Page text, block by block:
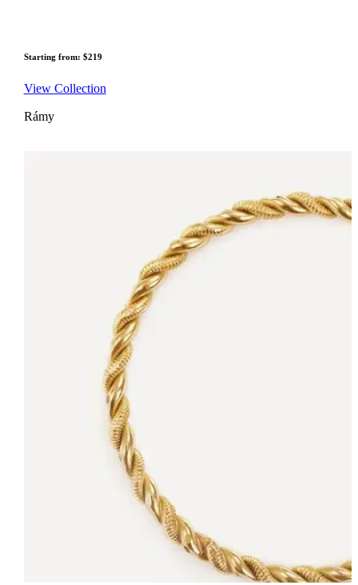
Starting from: $219
View Collection
Rámy